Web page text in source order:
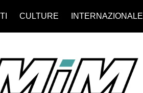
CULTURE INTERNAZIONALE